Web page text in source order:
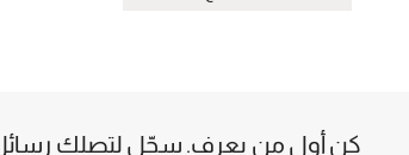
كن أول من يعرف. سجّل لتصلك رسائل